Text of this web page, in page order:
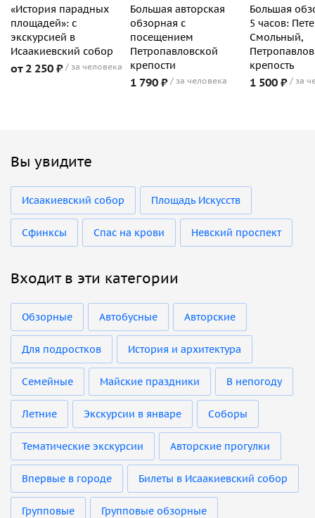
«История парадных
площадей»: с
экскурсией в
Исаакиевский собор
от 2 250 ₽ за человека
Большая авторская
обзорная с
посещением
Петропавловской
крепости
1 790 ₽ за человека
Большая
5 часов:
Смольный,
крепость
1 500 ₽ за
Вы увидите
Исаакиевский собор Площадь Искусств
Сфинксы Спас на крови Невский проспект
Входит в эти категории
Обзорные Автобусные Авторские
Для подростков История и архитектура
Семейные Майские праздники В непогоду
Летние Экскурсии в январе Соборы
Тематические экскурсии Авторские прогулки
Впервые в городе Билеты в Исаакиевский собор
Групповые Групповые обзорные